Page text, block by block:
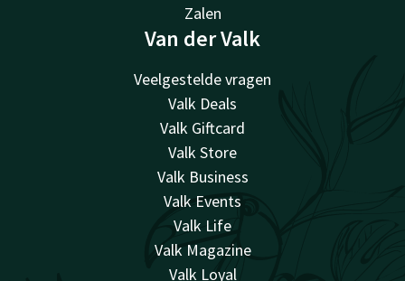
Zalen
Van der Valk
Veelgestelde vragen
Valk Deals
Valk Giftcard
Valk Store
Valk Business
Valk Events
Valk Life
Valk Magazine
Valk Loyal